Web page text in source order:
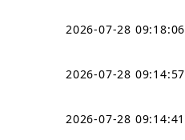
2026-07-28 09:18:06
2026-07-28 09:14:57
2026-07-28 09:14:41